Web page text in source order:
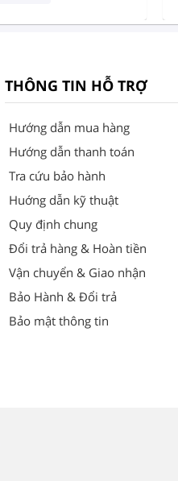
THÔNG TIN HỖ TRỢ
Hướng dẫn mua hàng
Hướng dẫn thanh toán
Tra cứu bảo hành
Huớng dẫn kỹ thuật
Quy định chung
Đổi trả hàng & Hoàn tiền
Vận chuyển & Giao nhận
Bảo Hành & Đổi trả
Bảo mật thông tin